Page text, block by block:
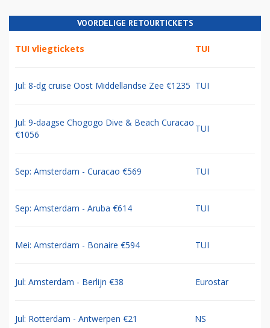
VOORDELIGE RETOURTICKETS
TUI vliegtickets TUI
Jul: 8-dg cruise Oost Middellandse Zee €1235 TUI
Jul: 9-daagse Chogogo Dive & Beach Curacao
€1056
TUI
Sep: Amsterdam - Curacao €569 TUI
Sep: Amsterdam - Aruba €614 TUI
Mei: Amsterdam - Bonaire €594 TUI
Jul: Amsterdam - Berlijn €38 Eurostar
Jul: Rotterdam - Antwerpen €21 NS